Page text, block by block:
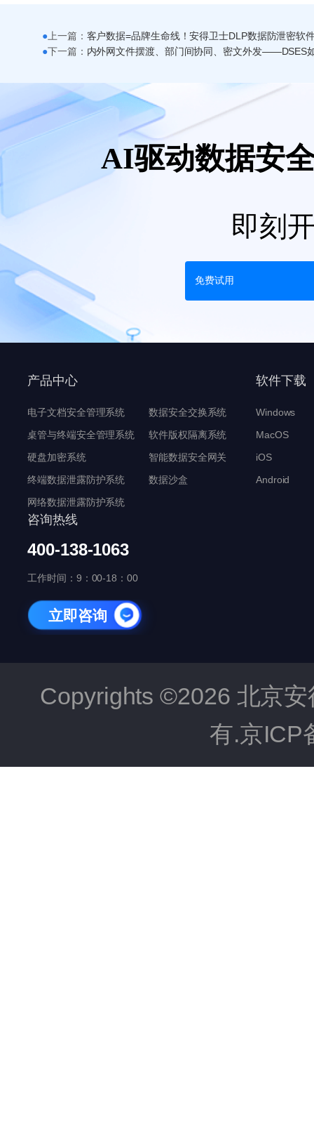
●上一篇：
●下一篇：
AI驱动数据安
即刻
免费试用
产品中心
电子文档安全管理系统
桌管与终端安全管理系统
硬盘加密系统
终端数据泄露防护系统
网络数据泄露防护系统
数据安全交换系统
软件版权隔离系统
智能数据安全网关
数据沙盒
软件下载
Windows
MacOS
iOS
Android
咨询热线
400-138-1063
工作时间：9：00-18：00
立即咨询
Copyrights ©2026 北京
有.京ICP